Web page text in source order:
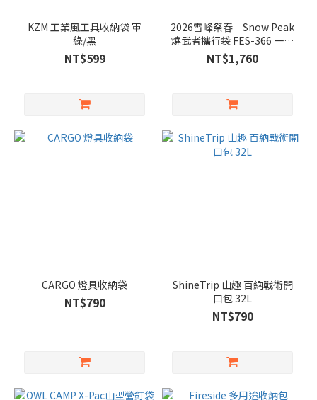
KZM 工業風工具收納袋 軍
綠/黑
NT$599
2026雪峰祭春｜Snow Peak
燒武者攜行袋 FES-366 一單
位收納袋
NT$1,760
CARGO 燈具收納袋
NT$790
ShineTrip 山趣 百納戰術開
口包 32L
NT$790